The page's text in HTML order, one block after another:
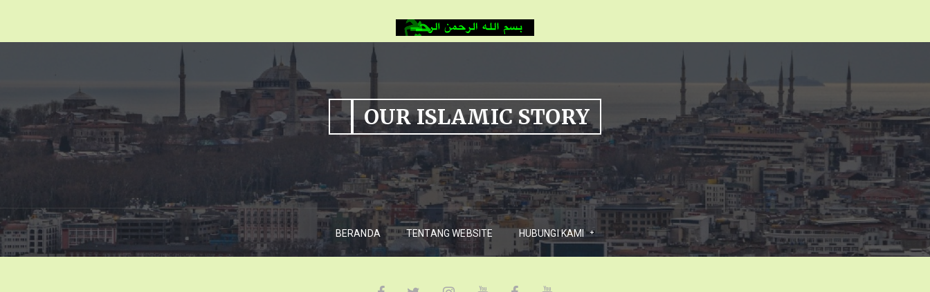
OUR ISLAMIC STORY
BERANDA TENTANG WEBSITE HUBUNGI KAMI